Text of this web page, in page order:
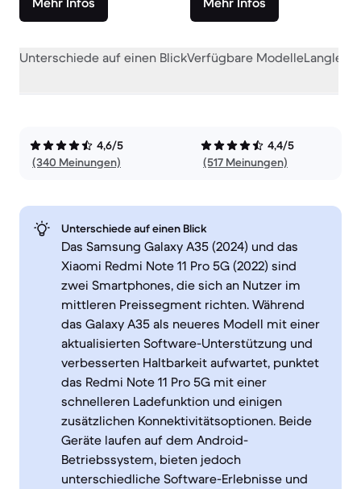
Unterschiede auf einen BlickVerfügbare Modelle
4,6/5
(340 Meinungen)
4,4/5
(517 Meinungen)
Unterschiede auf einen Blick
Das Samsung Galaxy A35 (2024) und das
Xiaomi Redmi Note 11 Pro 5G (2022) sind
zwei Smartphones, die sich an Nutzer im
mittleren Preissegment richten. Während
das Galaxy A35 als neueres Modell mit einer
aktualisierten Software-Unterstützung und
verbesserten Haltbarkeit aufwartet, punktet
das Redmi Note 11 Pro 5G mit einer
schnelleren Ladefunktion und einigen
zusätzlichen Konnektivitätsoptionen. Beide
Geräte laufen auf dem Android-
Betriebssystem, bieten jedoch
unterschiedliche Software-Erlebnisse und